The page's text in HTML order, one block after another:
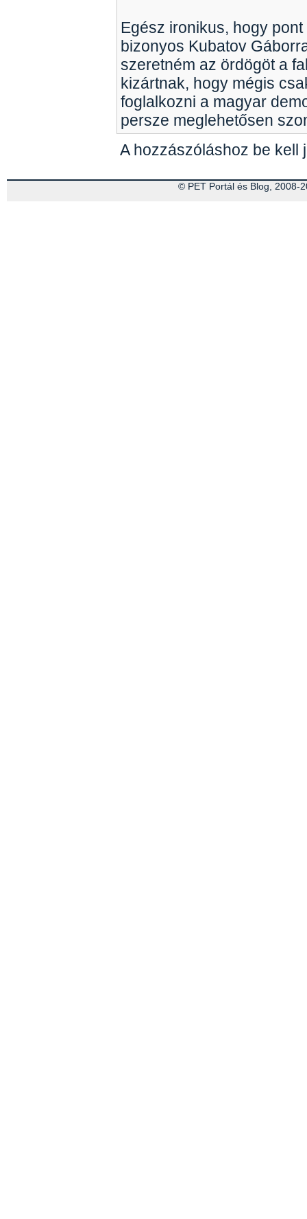
Egész ironikus, hogy
bizonyos Kubatov
szeretném az ördögöt a
kizártnak, hogy mégis
foglalkozni a magyar
persze meglehetősen
A hozzászóláshoz be kell
© PET Portál és Blog, 2008-